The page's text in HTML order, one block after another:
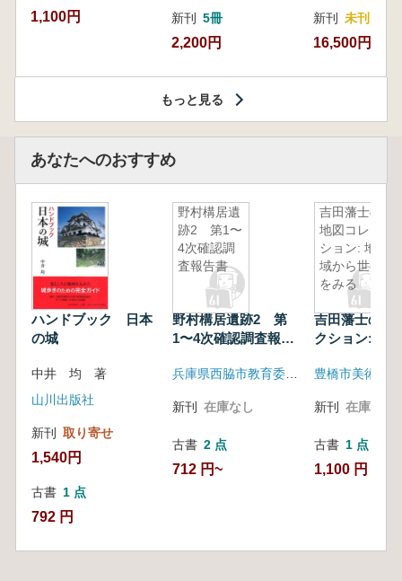
1,100円 新刊 5冊
2,200円
新刊 未刊
16,500円
もっと見る
あなたへのおすすめ
ハンドブック 日本
の城
中井 均 著
山川出版社
新刊 取り寄せ
1,540円
古書 1 点
792 円
野村構居遺
跡2 第1〜
4次確認調
査報告書
野村構居遺跡2 第
1〜4次確認調査報告
新刊 在庫なし
古書 2 点
712 円~
吉田藩士の
地図コレク
ション: 地
域から世界
をみる
吉田藩士の地
クション: 地
豊橋市美術博
新刊 在庫なし
古書 1 点
1,100 円